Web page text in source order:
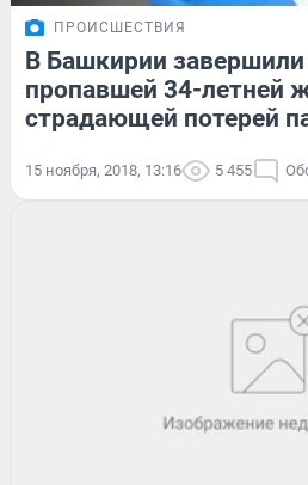
ПРОИСШЕСТВИЯ
В Башкирии завершили
пропавшей 34-летней
страдающей потерей
15 ноября, 2018, 13:16 5 455